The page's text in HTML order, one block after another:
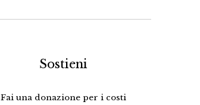
Sostieni
Fai una donazione per i costi